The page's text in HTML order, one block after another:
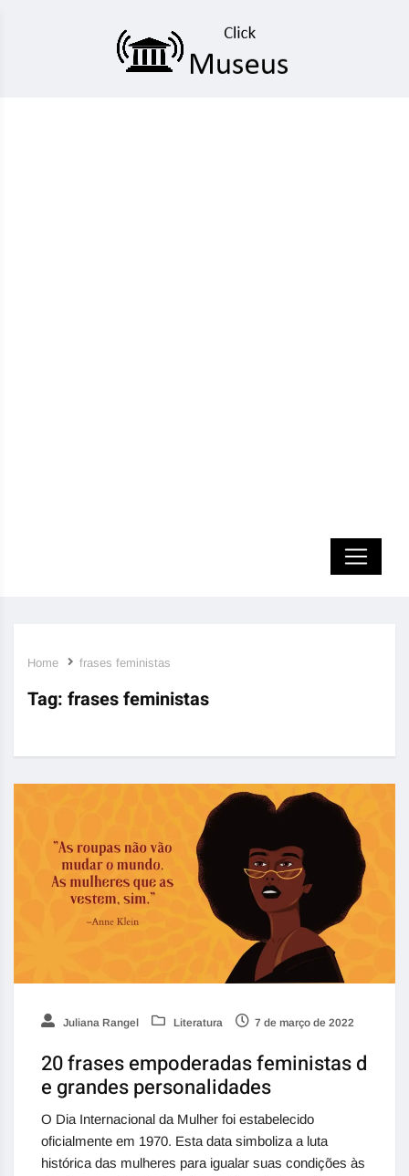
Home frases feministas
Tag: frases feministas
Juliana Rangel Literatura 7 de março de 2022
20 frases empoderadas feministas d
e grandes personalidades
O Dia Internacional da Mulher foi estabelecido
oficialmente em 1970. Esta data simboliza a luta
histórica das mulheres para igualar suas condições às